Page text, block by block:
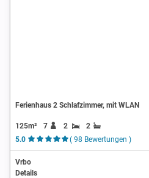
Ferienhaus 2 Schlafzimmer, mit WLAN
125m² 7 2
2
5.0
( 98 Bewertungen )
Vrbo
Details